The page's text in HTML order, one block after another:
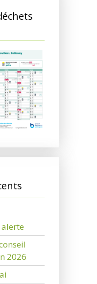
2026